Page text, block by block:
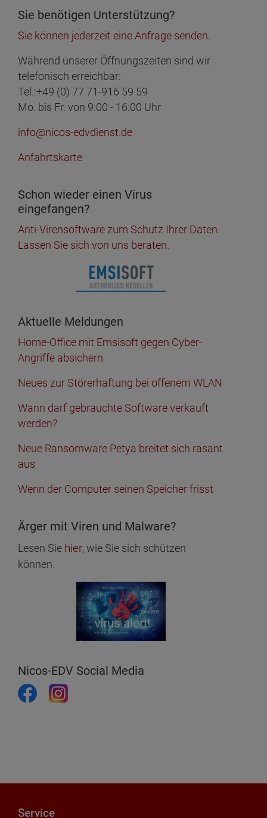
Sie benötigen Unterstützung?
Sie können jederzeit eine Anfrage senden.
Während unserer Öffnungszeiten sind wir
telefonisch erreichbar:
Tel.:+49 (0) 77 71-916 59 59
Mo. bis Fr. von 9:00 - 16:00 Uhr
info@nicos-edvdienst.de
Anfahrtskarte
Schon wieder einen Virus
eingefangen?
Anti-Virensoftware zum Schutz Ihrer Daten.
Lassen Sie sich von uns beraten.
Aktuelle Meldungen
Home-Office mit Emsisoft gegen Cyber-
Angriffe absichern
Neues zur Störerhaftung bei offenem WLAN
Wann darf gebrauchte Software verkauft
werden?
Neue Ransomware Petya breitet sich rasant
aus
Wenn der Computer seinen Speicher frisst
Ärger mit Viren und Malware?
Lesen Sie hier, wie Sie sich schützen
können.
Nicos-EDV Social Media
Service